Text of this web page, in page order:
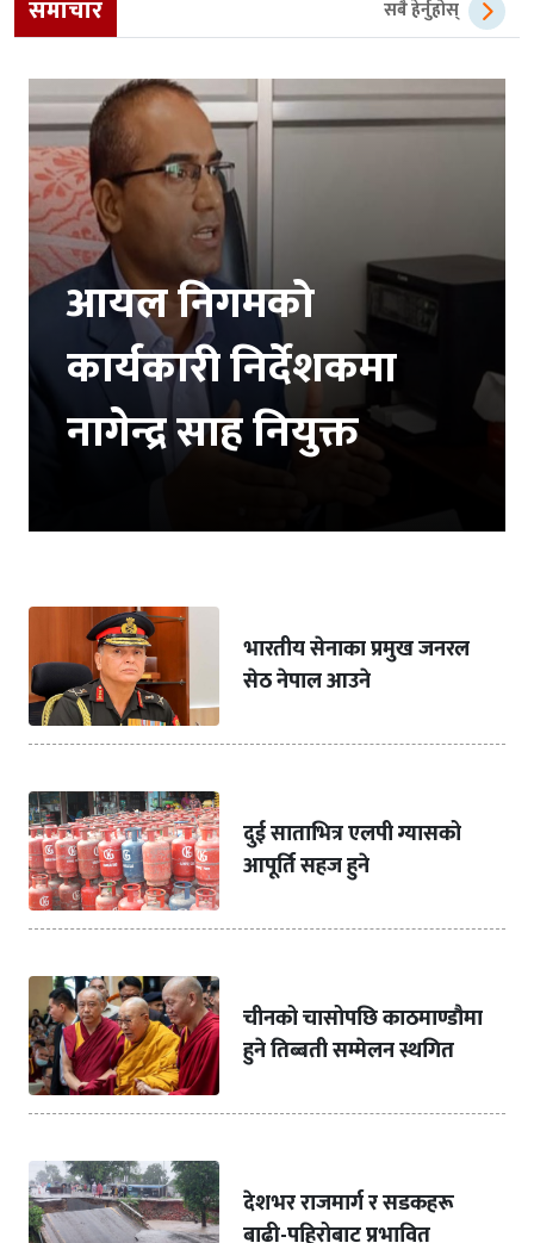
समाचार सबै हेर्नुहोस्
आयल निगमको
कार्यकारी निर्देशकमा
नागेन्द्र साह नियुक्त
भारतीय सेनाका प्रमुख जनरल
सेठ नेपाल आउने
दुई साताभित्र एलपी ग्यासको
आपूर्ति सहज हुने
चीनको चासोपछि काठमाण्डौमा
हुने तिब्बती सम्मेलन स्थगित
देशभर राजमार्ग र सडकहरू